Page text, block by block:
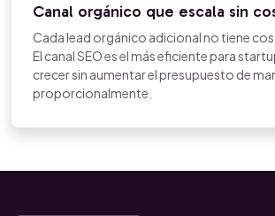
Canal orgánico que escala sin
Cada lead orgánico adicional no tiene
El canal SEO es el más eficiente para
crecer sin aumentar el presupuesto de
proporcionalmente.